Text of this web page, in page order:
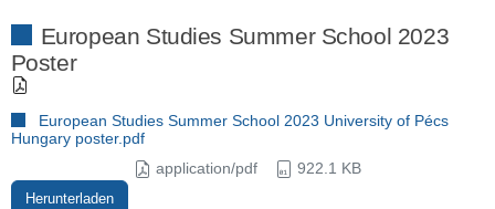
European Studies Summer School 2023
Poster
European Studies Summer School 2023 University of Pécs
Hungary poster.pdf
application/pdf
922.1 KB
Herunterladen